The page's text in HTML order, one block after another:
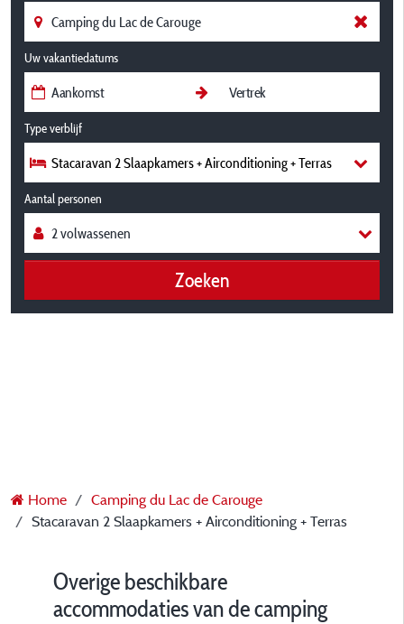
Uw vakantiedatums
Type verblijf
Stacaravan 2 Slaapkamers + Airconditioning + Terras
Aantal personen
Zoeken
Home
Camping du Lac de Carouge
Stacaravan 2 Slaapkamers + Airconditioning + Terras
Overige beschikbare
accommodaties van de camping